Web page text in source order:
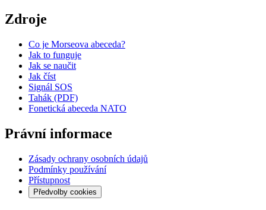
Zdroje
Co je Morseova abeceda?
Jak to funguje
Jak se naučit
Jak číst
Signál SOS
Tahák (PDF)
Fonetická abeceda NATO
Právní informace
Zásady ochrany osobních údajů
Podmínky používání
Přístupnost
Předvolby cookies